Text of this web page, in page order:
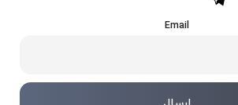
Email